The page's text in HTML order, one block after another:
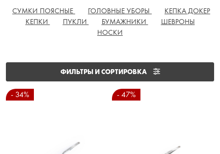
СУМКИ ПОЯСНЫЕ ГОЛОВНЫЕ УБОРЫ
КЕПКА ДОКЕР
КЕПКИ
ПУКЛИ БУМАЖНИКИ
ШЕВРОНЫ
НОСКИ
ФИЛЬТРЫ И СОРТИРОВКА
- 34% - 47%